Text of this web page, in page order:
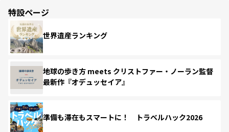
特設ページ
世界遺産ランキング
地球の歩き方 meets クリストファー・ノーラン監督
最新作『オデュッセイア』
準備も滞在もスマートに！ トラベルハック2026